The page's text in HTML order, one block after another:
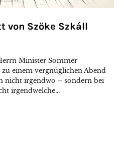
von Szöke Szkáll
Minister Sommer
einem vergnüglichen Abend
nicht irgendwo – sondern bei
irgendwelche...